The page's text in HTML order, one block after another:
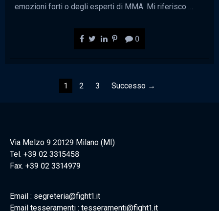
emozioni forti o degli esperti di MMA. Mi riferisco …
0
Navigazione
1 2 3 Successo →
Via Melzo 9 20129 Milano (MI)
Tel. +39 02 3315458
Fax. +39 02 3314979
Email : segreteria@fight1.it
Email tesseramenti : tesseramenti@fight1.it